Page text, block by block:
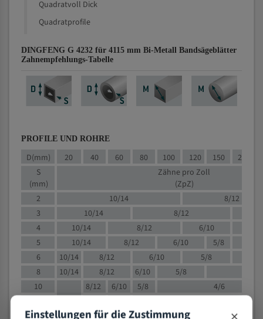
Quadratvoll Dick
Quadratprofile
DINGFENG G 4232 für 4115 mm Bi-Metall Bandsägeblätter
Zahnempfehlungs-Tabelle
PROFILE UND ROHRE
D(mm) 20 40 60 80 100 120 150 200
S
(mm)
Zähne pro Zoll
(ZpZ)
2
10/14
8/12
3
10/14 8/12
4
10/14 8/12 6/10
5
10/14 8/12 6/10
5/8
6
10/14 8/12 6/10
5/8
8
10/14 8/12 6/10 5/8
10
8/12 6/10 5/8
4/6
15
8/12 6/10
4/5
Einstellungen für die Zustimmung